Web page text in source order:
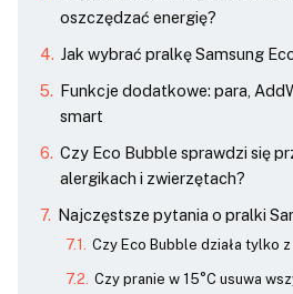
oszczędzać energię?
Jak wybrać pralkę Samsung
Funkcje dodatkowe: para,
smart
Czy Eco Bubble sprawdzi się
alergikach i zwierzętach?
Najczęstsze pytania o pralki
Czy Eco Bubble działa tylko
Czy pranie w 15°C usuwa